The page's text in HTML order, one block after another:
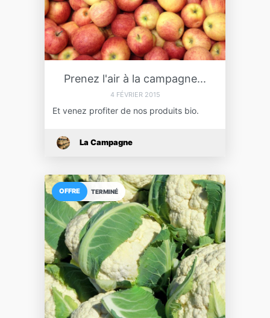
Prenez l'air à la campagne...
4 FÉVRIER 2015
Et venez profiter de nos produits bio.
La Campagne
TERMINÉ
OFFRE